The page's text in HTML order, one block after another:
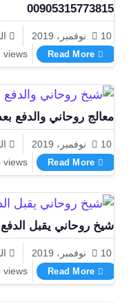
00905315773815
10 نوفمبر، 2019
views
Read More
اسرع شيخ روحاني مضمون الموصلي
معالج روحاني والدفع
10 نوفمبر، 2019
views
Read More
معالج روحاني والدفع
شيخ روحاني يقبل الدفع
10 نوفمبر، 2019
views
Read More
شيخ روحاني يقبل الدفع